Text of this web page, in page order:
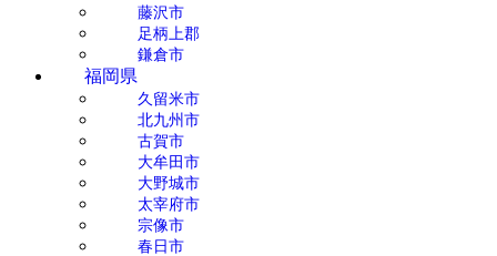
藤沢市
足柄上郡
鎌倉市
福岡県
久留米市
北九州市
古賀市
大牟田市
大野城市
太宰府市
宗像市
春日市